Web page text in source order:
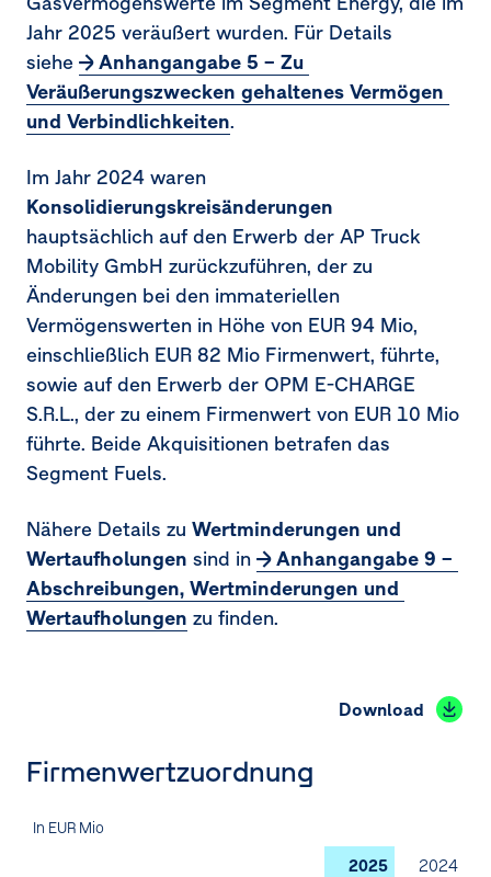
Jahr 2025 veräußert wurden. Für Details
siehe
Anhangangabe 5 – Zu
Veräußerungszwecken gehaltenes Vermögen
und Verbindlichkeiten.
Im Jahr 2024 waren
Konsolidierungskreisänderungen
hauptsächlich auf den Erwerb der AP Truck
Mobility GmbH zurückzuführen, der zu
Änderungen bei den immateriellen
Vermögenswerten in Höhe von EUR 94 Mio,
einschließlich EUR 82 Mio Firmenwert, führte,
sowie auf den Erwerb der OPM E-CHARGE
S.R.L., der zu einem Firmenwert von EUR 10 Mio
führte. Beide Akquisitionen betrafen das
Segment Fuels.
Nähere Details zu Wertminderungen und
Wertaufholungen sind in
Anhangangabe 9 –
Abschreibungen, Wertminderungen und
Wertaufholungen zu finden.
Download
Firmenwertzuordnung
In EUR Mio
2025 2024